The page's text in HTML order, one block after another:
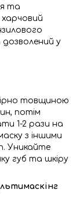
та
у
товщиною
потім
1-2 рази на
з іншими
Уникайте
губ та шкіру